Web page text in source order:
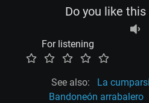
Do you like
For listening
See also:
La
Bandoneón arrabalero